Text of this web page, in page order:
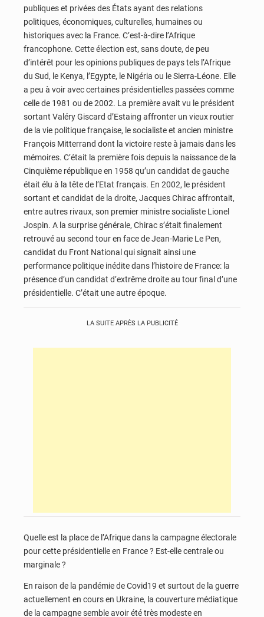
publiques et privées des États ayant des relations
politiques, économiques, culturelles, humaines ou
historiques avec la France. C’est-à-dire l’Afrique
francophone. Cette élection est, sans doute, de peu
d’intérêt pour les opinions publiques de pays tels l’Afrique
du Sud, le Kenya, l’Egypte, le Nigéria ou le Sierra-Léone. Elle
a peu à voir avec certaines présidentielles passées comme
celle de 1981 ou de 2002. La première avait vu le président
sortant Valéry Giscard d’Estaing affronter un vieux routier
de la vie politique française, le socialiste et ancien ministre
François Mitterrand dont la victoire reste à jamais dans les
mémoires. C’était la première fois depuis la naissance de la
Cinquième république en 1958 qu’un candidat de gauche
était élu à la tête de l’Etat français. En 2002, le président
sortant et candidat de la droite, Jacques Chirac affrontait,
entre autres rivaux, son premier ministre socialiste Lionel
Jospin. A la surprise générale, Chirac s’était finalement
retrouvé au second tour en face de Jean-Marie Le Pen,
candidat du Front National qui signait ainsi une
performance politique inédite dans l’histoire de France: la
présence d’un candidat d’extrême droite au tour final d’une
présidentielle. C’était une autre époque.
LA SUITE APRÈS LA PUBLICITÉ
Quelle est la place de l’Afrique dans la campagne électorale
pour cette présidentielle en France ? Est-elle centrale ou
marginale ?
En raison de la pandémie de Covid19 et surtout de la guerre
actuellement en cours en Ukraine, la couverture médiatique
de la campagne semble avoir été très modeste en